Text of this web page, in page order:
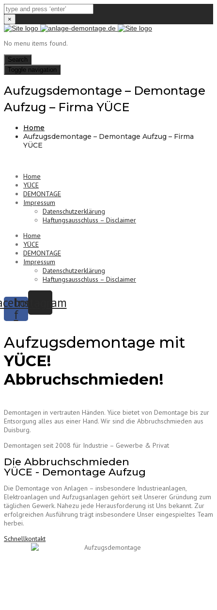
×
No menu items found.
Search
Toggle navigation
Aufzugsdemontage – Demontage
Aufzug – Firma YÜCE
Home
Aufzugsdemontage – Demontage Aufzug – Firma
YÜCE
Home
YÜCE
DEMONTAGE
Impressum
Datenschutzerklärung
Haftungsausschluss – Disclaimer
Home
YÜCE
DEMONTAGE
Impressum
Datenschutzerklärung
Haftungsausschluss – Disclaimer
f
Instagram
Aufzugsdemontage mit
YÜCE!
Abbruchschmieden!
Demontagen in vertrauten Händen. Yüce bietet von Demontage bis zur
Entsorgung alles aus einer Hand. Wir sind die Abbruchschmieden aus
Duisburg.
Demontagen seit 2008 für Industrie – Gewerbe & Privat
Die Abbruchschmieden
YÜCE - Demontage Aufzug
Die Demontage von Anlagen – insbesondere Industrieanlagen,
Elektroanlagen und Aufzugsanlagen gehört seit Unserer Gründung zum
täglichen Gewerk. Nahezu jede Herausforderung ist Uns bekannt. Zur
erfolgreichen Ausführung trägt insbesondere Unser eingespieltes Team
herbei.
Schnellkontakt